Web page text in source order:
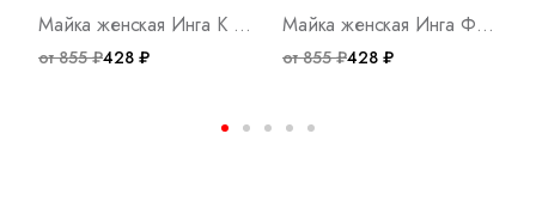
Майка женская Инга К Арт. 8728
от 855 ₽428 ₽
Майка женская Инга Ф Арт. 8787
от 855 ₽428 ₽